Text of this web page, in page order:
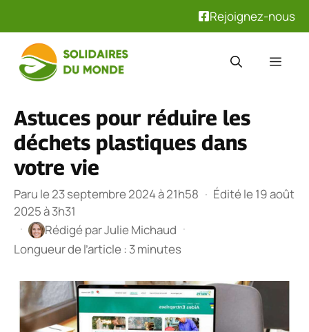
Rejoignez-nous
contenu
Astuces pour réduire les
déchets plastiques dans
votre vie
Paru le 23 septembre 2024 à 21h58 · Édité le 19 août
2025 à 3h31
·
Rédigé parJulie Michaud ·
Longueur de l’article : 3 minutes